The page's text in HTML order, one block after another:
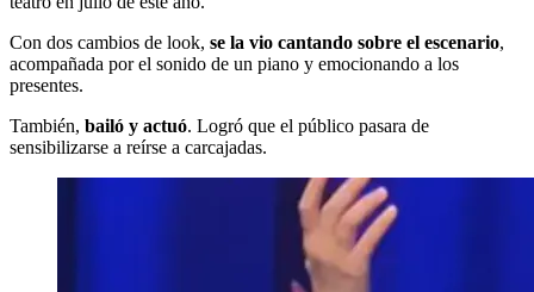
Con dos cambios de look, se la vio cantando sobre el escenario,
acompañada por el sonido de un piano y emocionando a los
presentes.
También, bailó y actuó. Logró que el público pasara de
sensibilizarse a reírse a carcajadas.